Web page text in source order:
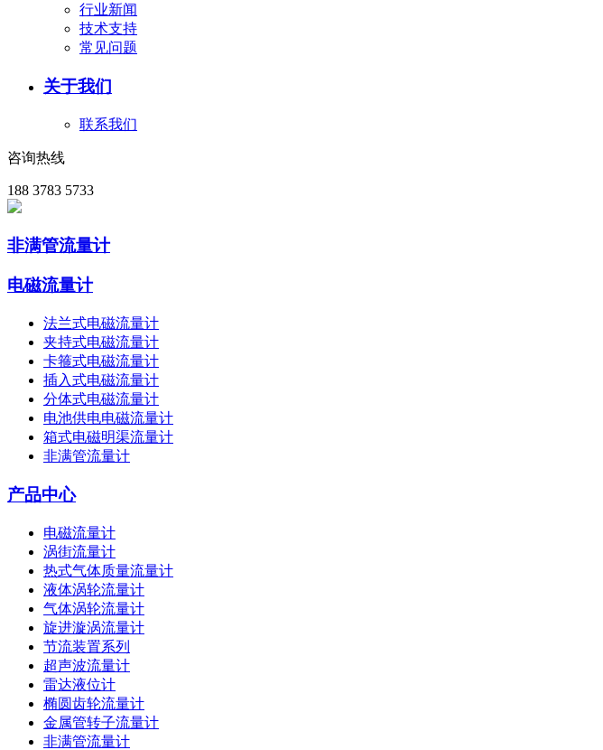
行业新闻
技术支持
常见问题
关于我们
联系我们
咨询热线
188 3783 5733
非满管流量计
电磁流量计
法兰式电磁流量计
夹持式电磁流量计
卡箍式电磁流量计
插入式电磁流量计
分体式电磁流量计
电池供电电磁流量计
箱式电磁明渠流量计
非满管流量计
产品中心
电磁流量计
涡街流量计
热式气体质量流量计
液体涡轮流量计
气体涡轮流量计
旋进漩涡流量计
节流装置系列
超声波流量计
雷达液位计
椭圆齿轮流量计
金属管转子流量计
非满管流量计